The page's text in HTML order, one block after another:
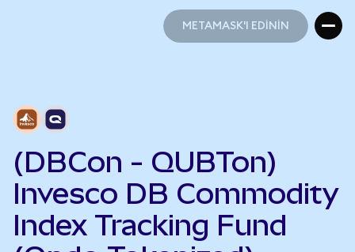
METAMASK'I EDİNİN
(DBCon - QUBTon)
Invesco DB Commodity
Index Tracking Fund